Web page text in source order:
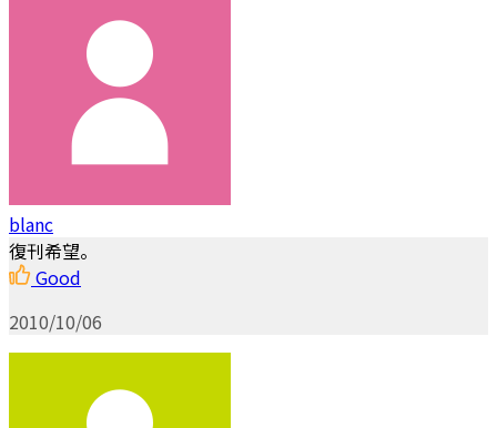
blanc
復刊希望。
Good
2010/10/06